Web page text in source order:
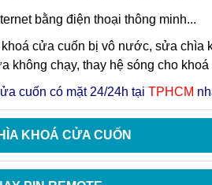
bằng điện thoại thông minh...
cửa cuốn bị vô nước, sửa
không chạy, thay hệ sóng cho
cuốn có mặt 24/24h tại TPHCM
KHOÁ CỬA CUỐN